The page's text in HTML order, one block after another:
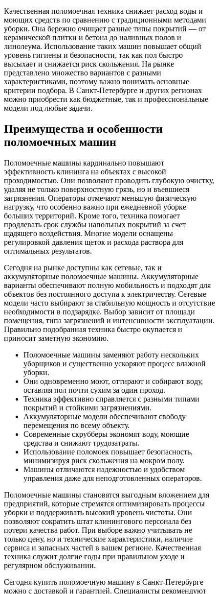
Качественная поломоечная техника снижает расход воды и
моющих средств по сравнению с традиционными методами
уборки. Она бережно очищает разные типы покрытий — от
керамической плитки и бетона до наливных полов и
линолеума. Использование таких машин повышает общий
уровень гигиены и безопасности, так как пол быстро
высыхает и снижается риск скольжения. На рынке
представлено множество вариантов с разными
характеристиками, поэтому важно понимать основные
критерии подбора. В Санкт-Петербурге и других регионах
можно приобрести как бюджетные, так и профессиональные
модели под любые задачи.
Преимущества и особенности
поломоечных машин
Поломоечные машины кардинально повышают
эффективность клининга на объектах с высокой
проходимостью. Они позволяют проводить глубокую очистку,
удаляя не только поверхностную грязь, но и въевшиеся
загрязнения. Операторы отмечают меньшую физическую
нагрузку, что особенно важно при ежедневной уборке
больших территорий. Кроме того, техника помогает
продлевать срок службы напольных покрытий за счет
щадящего воздействия. Многие модели оснащены
регулировкой давления щеток и расхода раствора для
оптимальных результатов.
Сегодня на рынке доступны как сетевые, так и
аккумуляторные поломоечные машины. Аккумуляторные
варианты обеспечивают полную мобильность и подходят для
объектов без постоянного доступа к электричеству. Сетевые
модели часто выбирают за стабильную мощность и отсутствие
необходимости в подзарядке. Выбор зависит от площади
помещения, типа загрязнений и интенсивности эксплуатации.
Правильно подобранная техника быстро окупается и
приносит заметную экономию.
Поломоечные машины заменяют работу нескольких
уборщиков и существенно ускоряют процесс влажной
уборки.
Они одновременно моют, оттирают и собирают воду,
оставляя пол почти сухим за один проход.
Техника эффективно справляется с разными типами
покрытий и стойкими загрязнениями.
Аккумуляторные модели обеспечивают свободу
перемещения по всему объекту.
Современные скрубберы экономят воду, моющие
средства и снижают трудозатраты.
Использование поломоек повышает безопасность,
минимизируя риск скольжения на мокром полу.
Машины отличаются надежностью и удобством
управления даже для неподготовленных операторов.
Поломоечные машины становятся выгодным вложением для
предприятий, которые стремятся оптимизировать процессы
уборки и поддерживать высокий уровень чистоты. Они
позволяют сократить штат клинингового персонала без
потери качества работ. При выборе важно учитывать не
только цену, но и технические характеристики, наличие
сервиса и запасных частей в вашем регионе. Качественная
техника служит долгие годы при правильном уходе и
регулярном обслуживании.
Сегодня купить поломоечную машину в Санкт-Петербурге
можно с доставкой и гарантией. Специалисты рекомендуют